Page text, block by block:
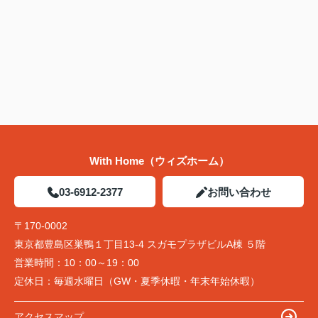
With Home（ウィズホーム）
03-6912-2377 お問い合わせ
〒170-0002
東京都豊島区巣鴨１丁目13-4 スガモプラザビルA棟 ５階
営業時間： 10：00～19：00
定休日： 毎週水曜日（GW・夏季休暇・年末年始休暇）